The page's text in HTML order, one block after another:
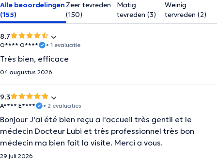
Alle beoordelingen
(155)
Zeer tevreden
(150)
Matig
tevreden (3)
Weinig
tervreden (2)
8.7
O**** O**** • 1 evaluatie
Très bien, efficace
04 augustus 2026
9.3
A**** E**** • 2 evaluaties
Bonjour J'ai été bien reçu a l'accueil très gentil et le
médecin Docteur Lubi et très professionnel très bon
médecin ma bien fait la visite. Merci a vous.
29 juli 2026